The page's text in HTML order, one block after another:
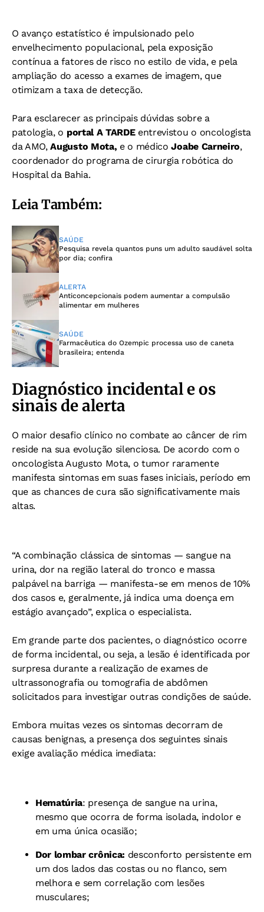
O avanço estatístico é impulsionado pelo
envelhecimento populacional, pela exposição
contínua a fatores de risco no estilo de vida, e pela
ampliação do acesso a exames de imagem, que
otimizam a taxa de detecção.
Para esclarecer as principais dúvidas sobre a
patologia, o portal A TARDEentrevistou o oncologista
da AMO,Augusto Mota, e o médico Joabe Carneiro,
coordenador do programa de cirurgia robótica do
Hospital da Bahia.
Leia Também:
SAÚDE
Pesquisa revela quantos puns um adulto saudável solta
por dia; confira
ALERTA
Anticoncepcionais podem aumentar a compulsão
alimentar em mulheres
SAÚDE
Farmacêutica do Ozempic processa uso de caneta
brasileira; entenda
Diagnóstico incidental e os
sinais de alerta
O maior desafio clínico no combate ao câncer de rim
reside na sua evolução silenciosa. De acordo com o
oncologista Augusto Mota, o tumor raramente
manifesta sintomas em suas fases iniciais, período em
que as chances de cura são significativamente mais
altas.
“A combinação clássica de sintomas — sangue na
urina, dor na região lateral do tronco e massa
palpável na barriga — manifesta-se em menos de 10%
dos casos e, geralmente, já indica uma doença em
estágio avançado”, explica o especialista.
Em grande parte dos pacientes, o diagnóstico ocorre
de forma incidental, ou seja, a lesão é identificada por
surpresa durante a realização de exames de
ultrassonografia ou tomografia de abdômen
solicitados para investigar outras condições de saúde.
Embora muitas vezes os sintomas decorram de
causas benignas, a presença dos seguintes sinais
exige avaliação médica imediata:
Hematúria: presença de sangue na urina,
mesmo que ocorra de forma isolada, indolor e
em uma única ocasião;
Dor lombar crônica: desconforto persistente em
um dos lados das costas ou no flanco, sem
melhora e sem correlação com lesões
musculares;